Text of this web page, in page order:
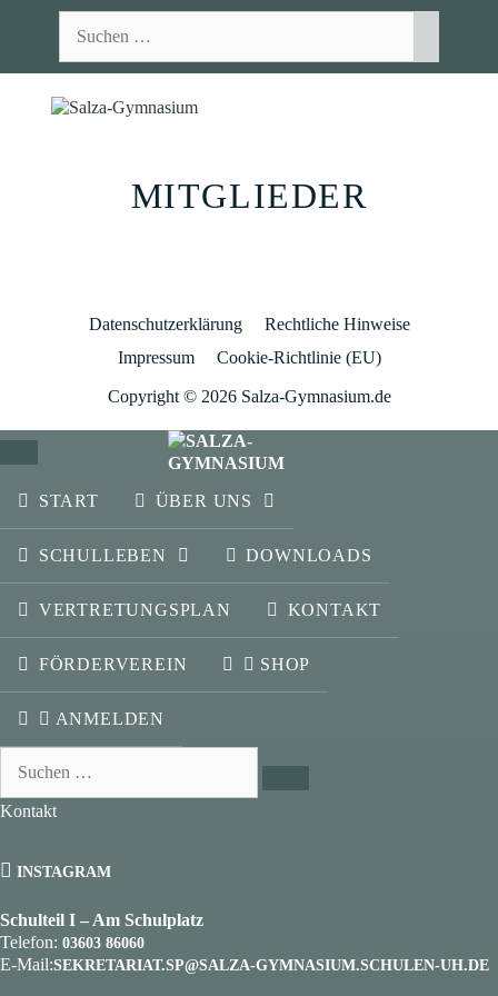
nach:
MITGLIEDER
Datenschutzerklärung
Rechtliche Hinweise
Impressum
Cookie-Richtlinie (EU)
Copyright © 2026 Salza-Gymnasium.de
SCHLIESSEN
START
ÜBER UNS
SCHULLEBEN DOWNLOADS
VERTRETUNGSPLAN KONTAKT
FÖRDERVEREIN SHOP
ANMELDEN
nach:
Kontakt
INSTAGRAM
Schulteil I – Am Schulplatz
Telefon: 03603 86060
E-Mail:SEKRETARIAT.SP@SALZA-GYMNASIUM.SCHULEN-UH.DE